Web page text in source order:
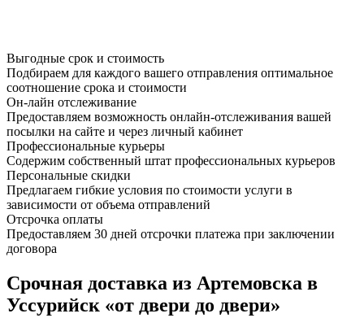
Выгодные срок и стоимость
Подбираем для каждого вашего отправления оптимальное
соотношение срока и стоимости
Он-лайн отслеживание
Предоставляем возможность онлайн-отслеживания вашей
посылки на сайте и через личный кабинет
Профессиональные курьеры
Содержим собственный штат профессиональных курьеров
Персональные скидки
Предлагаем гибкие условия по стоимости услуги в
зависимости от объема отправлений
Отсрочка оплаты
Предоставляем 30 дней отсрочки платежа при заключении
договора
Срочная доставка из Артемовска в
Уссурийск «от двери до двери»